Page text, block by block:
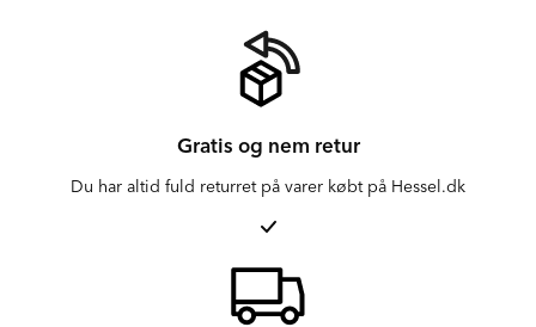
Gratis og nem retur
Du har altid fuld returret på varer købt på Hessel.dk